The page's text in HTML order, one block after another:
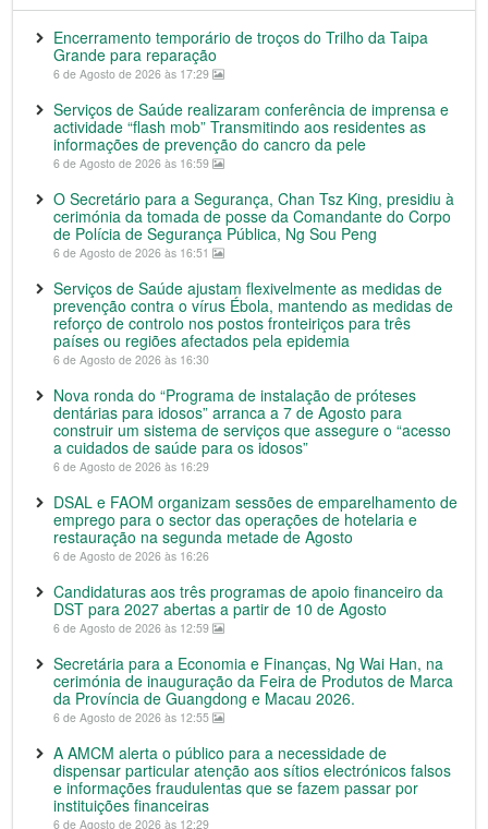
Encerramento temporário de troços do Trilho da Taipa
Grande para reparação
6 de Agosto de 2026 às 17:29
Serviços de Saúde realizaram conferência de imprensa e
actividade “flash mob” Transmitindo aos residentes as
informações de prevenção do cancro da pele
6 de Agosto de 2026 às 16:59
O Secretário para a Segurança, Chan Tsz King, presidiu à
cerimónia da tomada de posse da Comandante do Corpo
de Polícia de Segurança Pública, Ng Sou Peng
6 de Agosto de 2026 às 16:51
Serviços de Saúde ajustam flexivelmente as medidas de
prevenção contra o vírus Ébola, mantendo as medidas de
reforço de controlo nos postos fronteiriços para três
países ou regiões afectados pela epidemia
6 de Agosto de 2026 às 16:30
Nova ronda do “Programa de instalação de próteses
dentárias para idosos” arranca a 7 de Agosto para
construir um sistema de serviços que assegure o “acesso
a cuidados de saúde para os idosos”
6 de Agosto de 2026 às 16:29
DSAL e FAOM organizam sessões de emparelhamento de
emprego para o sector das operações de hotelaria e
restauração na segunda metade de Agosto
6 de Agosto de 2026 às 16:26
Candidaturas aos três programas de apoio financeiro da
DST para 2027 abertas a partir de 10 de Agosto
6 de Agosto de 2026 às 12:59
Secretária para a Economia e Finanças, Ng Wai Han, na
cerimónia de inauguração da Feira de Produtos de Marca
da Província de Guangdong e Macau 2026.
6 de Agosto de 2026 às 12:55
A AMCM alerta o público para a necessidade de
dispensar particular atenção aos sítios electrónicos falsos
e informações fraudulentas que se fazem passar por
instituições financeiras
6 de Agosto de 2026 às 12:29